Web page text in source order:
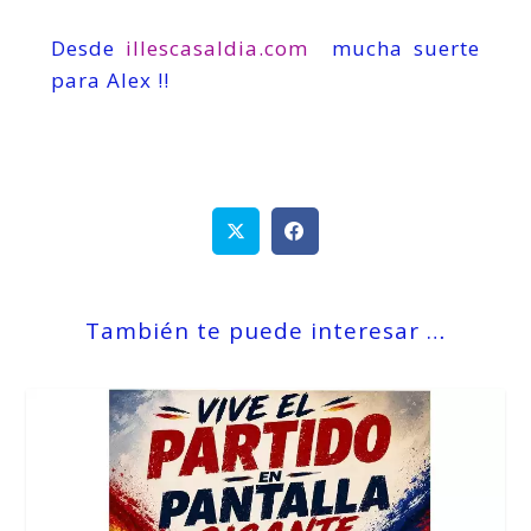
Desde illescasaldia.com mucha suerte
para Alex !!
También te puede interesar …